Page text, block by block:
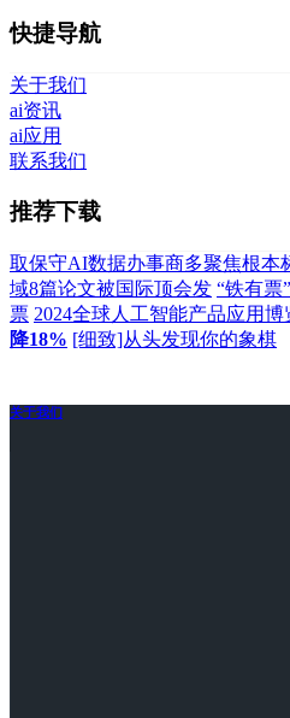
快捷导航
关于我们
ai资讯
ai应用
联系我们
推荐下载
取保守AI数据办事商多聚焦根本
域8篇论文被国际顶会发 “铁有票
票 2024全球人工智能产品应用
降18% [细致]从头发现你的象棋
关于我们